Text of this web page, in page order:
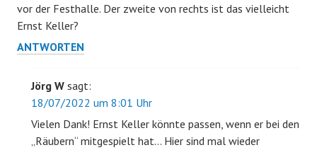
vor der Festhalle. Der zweite von rechts ist das vielleicht
Ernst Keller?
ANTWORTEN
Jörg W sagt:
18/07/2022 um 8:01 Uhr
Vielen Dank! Ernst Keller könnte passen, wenn er bei den
„Räubern“ mitgespielt hat… Hier sind mal wieder